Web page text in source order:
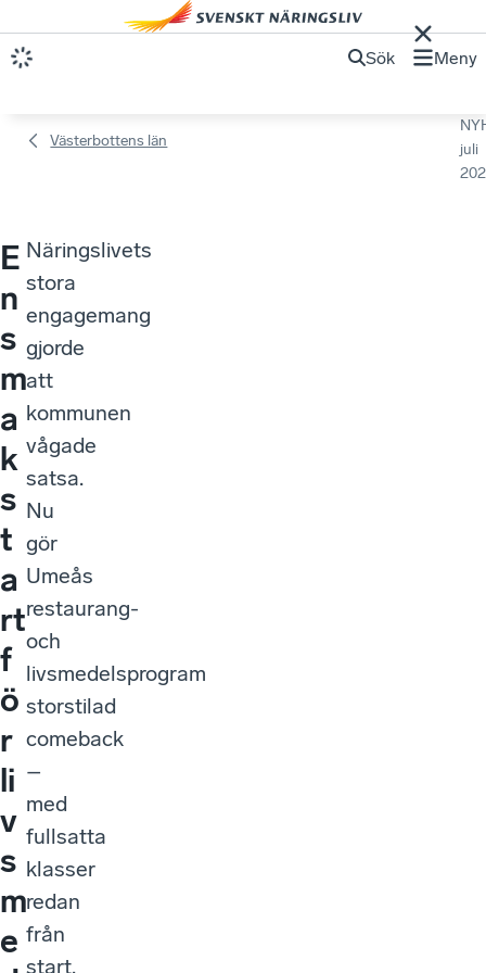
Sök Meny
Västerbottens län
juli
E
n
s
m
a
k
s
t
a
rt
f
ö
r
li
v
s
m
e
Näringslivets
stora
engagemang
gjorde
att
kommunen
vågade
satsa.
Nu
gör
Umeås
restaurang-
och
livsmedelsprogram
storstilad
comeback
–
med
fullsatta
klasser
redan
från
start.